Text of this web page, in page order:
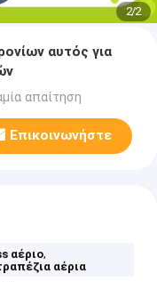
2/2
αυτός για
απαίτηση
Επικοινωνήστε
αέριο,
αέρια